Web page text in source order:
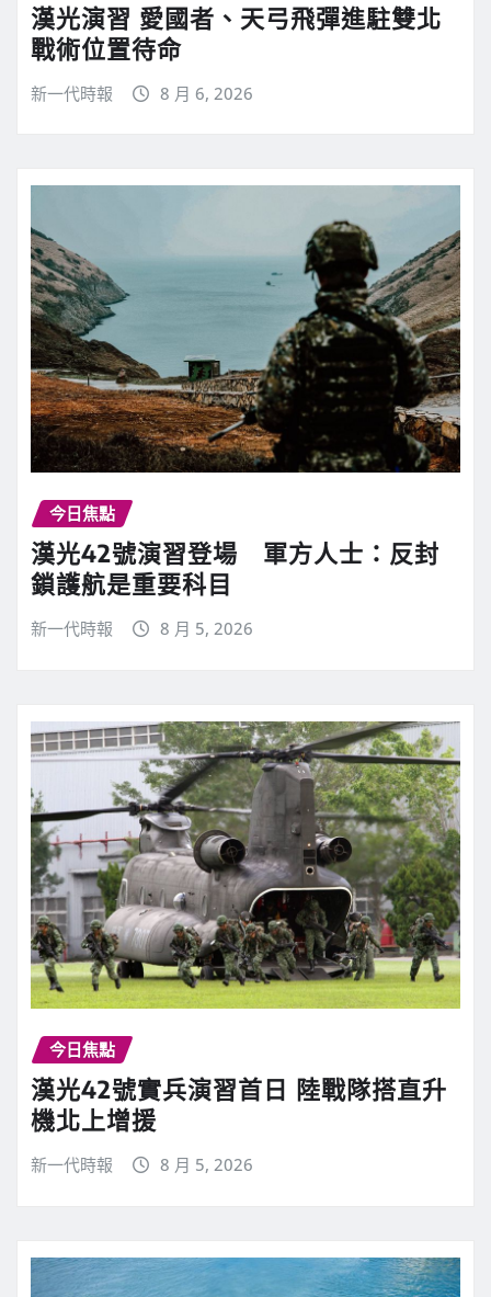
漢光演習 愛國者、天弓飛彈進駐雙北
戰術位置待命
新一代時報 8 月 6, 2026
今日焦點
漢光42號演習登場 軍方人士：反封
鎖護航是重要科目
新一代時報 8 月 5, 2026
今日焦點
漢光42號實兵演習首日 陸戰隊搭直升
機北上增援
新一代時報 8 月 5, 2026